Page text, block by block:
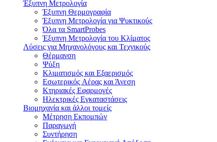
Έξυπνη Μετρολογία
Έξυπνη Θερμογραφία
Έξυπνη Μετρολογία για Ψυκτικούς
Όλα τα SmartProbes
Έξυπνη Μετρολογία του Κλίματος
Λύσεις για Μηχανολόγους και Τεχνικούς
Θέρμανση
Ψύξη
Κλιματισμός και Εξαερισμός
Εσωτερικός Aέρας και Άνεση
Κτηριακές Εφαρμογές
Ηλεκτρικές Εγκαταστάσεις
Βιομηχανία και άλλοι τομείς
Mέτρηση Eκπομπών
Παραγωγή
Συντήρηση